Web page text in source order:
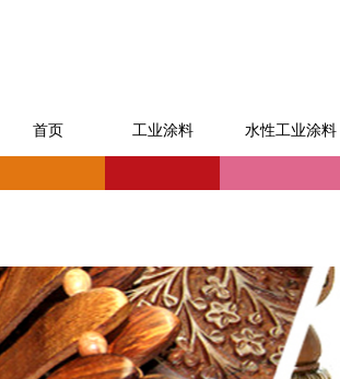
首页 工业涂料 水性工业涂料